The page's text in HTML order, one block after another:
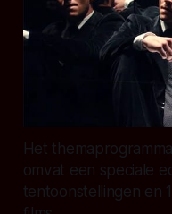
Het
omvat een speciale
tentoonstellingen en